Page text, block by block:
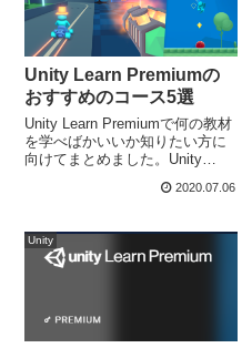
Unity Learn Premiumの
おすすめのコース5選
Unity Learn Premiumで何の教材
を学べばかいいか知りたい方に
向けてまとめました。Unity
ースUnity Learn Premiumでおす
紹介します。U...
2020.07.06
Unity